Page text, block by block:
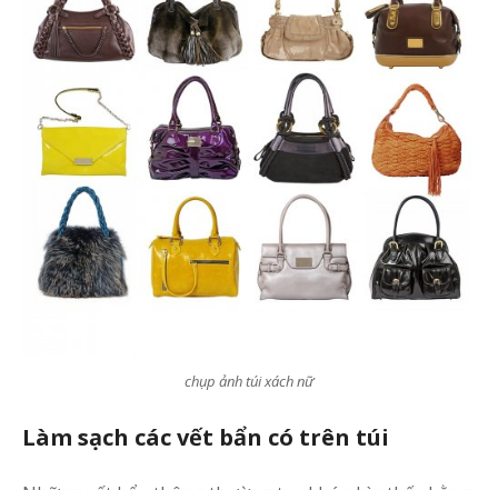
chụp ảnh túi xách nữ
Làm sạch các vết bẩn có trên túi